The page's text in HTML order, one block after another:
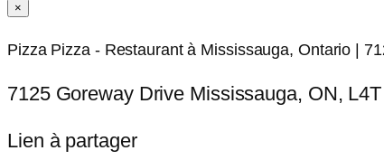
×
Pizza Pizza - Restaurant à Mississauga, Ontario |
7125 Goreway Drive Mississauga, ON,
Lien à partager